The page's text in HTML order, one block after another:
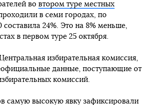
во втором туре местных
в семи городах, по
24%. Это на 8% меньше,
в первом туре 25 октября.
избирательная комиссия,
данные, поступающие от
комиссий.
самую высокую явку зафиксировали